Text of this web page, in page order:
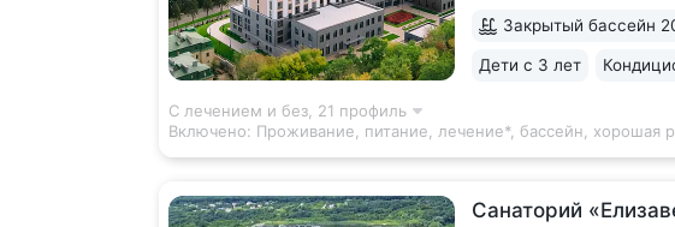
и «Смирновский»,
Закрытый бассейн
Дети с 3 лет
С лечением и без, 21 профиль
Включено: Проживание, питание, лечение*, бассейн, хорошая
Cанаторий